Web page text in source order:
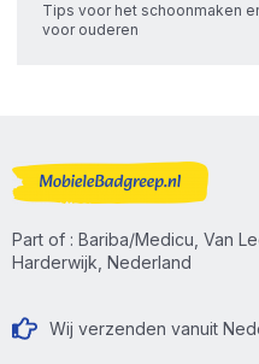
Tips voor het schoonmaken
voor ouderen
Part of : Bariba/Medicu, Van
Harderwijk, Nederland
Wij verzenden vanuit